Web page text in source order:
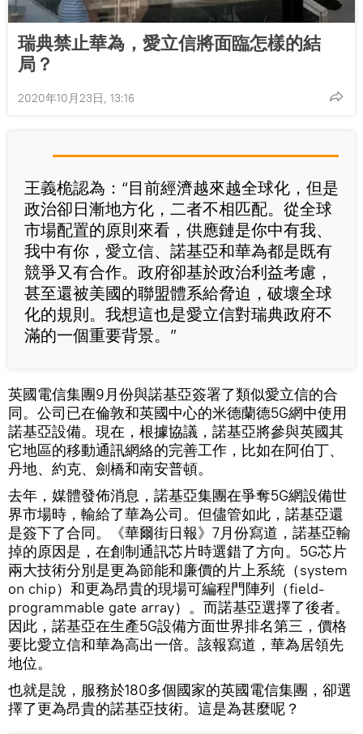
瑞典禁止華為，愛立信將面臨怎樣的結
局？
2020年10月23日, 13:16
王義桅認為：“目前經濟越來越全球化，但是
政治卻日漸地方化，二者不相匹配。從全球
市場配置的原則來看，供應鏈是你中有我、
我中有你，愛立信、諾基亞和華為都是既有
競爭又有合作。政府卻基於政治利益考慮，
甚至還被美國的聯盟體系給脅迫，破壞全球
化的規則。我想這也是愛立信對瑞典政府不
滿的一個重要背景。”
英國電信集團9月份與諾基亞簽署了類似愛立信的合
同。公司已在倫敦和英國中心的米德蘭德5G網中使用
諾基亞設備。現在，根據協議，諾基亞將參與英國其
它地區的移動通訊網絡的完善工作，比如在阿伯丁、
丹地、約克、劍橋和南安普頓。
去年，媒體發佈消息，諾基亞集團在爭奪5G網設備世
界市場時，輸給了華為公司。但儘管如此，諾基亞還
是簽下了合同。《華爾街日報》7月份寫道，諾基亞輸
掉的原因是，在創制通訊芯片時選錯了方向。5G芯片
兩大技術分別是更為節能和廉價的片上系統（system
on chip）和更為昂貴的現場可編程門陣列（field-
programmable gate array）。而諾基亞選擇了後者。
因此，諾基亞在生產5G設備方面世界排名第三，價格
要比愛立信和華為高出一倍。該報寫道，華為居領先
地位。
也就是說，服務於180多個國家的英國電信集團，卻選
擇了更為昂貴的諾基亞技術。這是為甚麼呢？